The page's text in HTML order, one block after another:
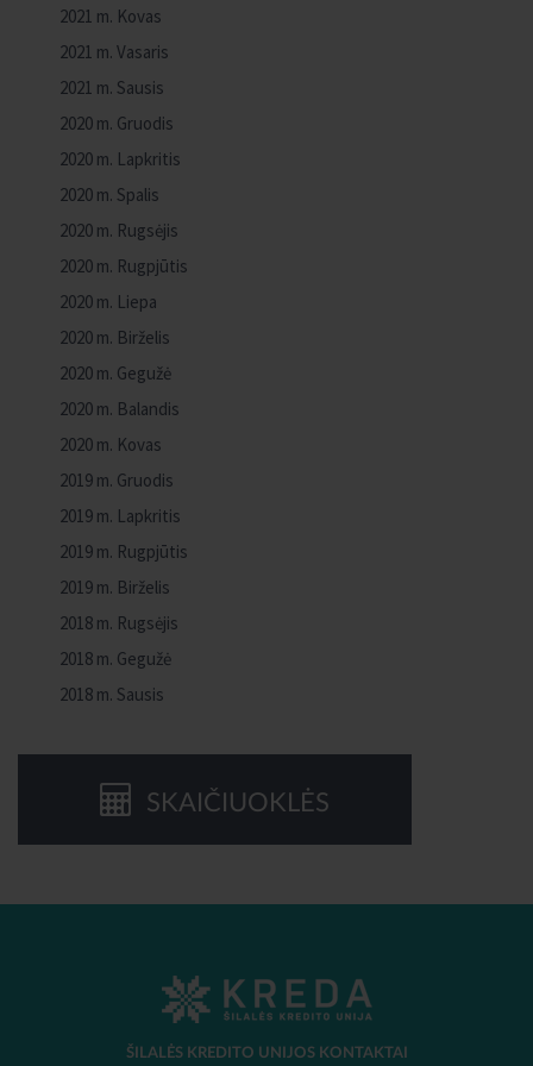
2021 m. Kovas
2021 m. Vasaris
2021 m. Sausis
2020 m. Gruodis
2020 m. Lapkritis
2020 m. Spalis
2020 m. Rugsėjis
2020 m. Rugpjūtis
2020 m. Liepa
2020 m. Birželis
2020 m. Gegužė
2020 m. Balandis
2020 m. Kovas
2019 m. Gruodis
2019 m. Lapkritis
2019 m. Rugpjūtis
2019 m. Birželis
2018 m. Rugsėjis
2018 m. Gegužė
2018 m. Sausis
SKAIČIUOKLĖS
ŠILALĖS KREDITO UNIJOS KONTAKTAI